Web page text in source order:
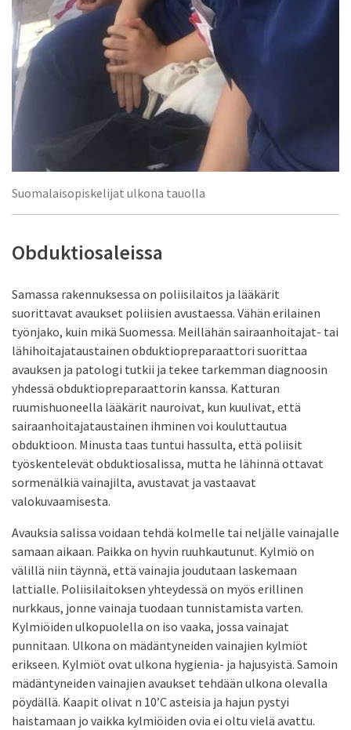
Suomalaisopiskelijat ulkona tauolla
Obduktiosaleissa
Samassa rakennuksessa on poliisilaitos ja lääkärit
suorittavat avaukset poliisien avustaessa. Vähän erilainen
työnjako, kuin mikä Suomessa. Meillähän sairaanhoitajat- tai
lähihoitajataustainen obduktiopreparaattori suorittaa
avauksen ja patologi tutkii ja tekee tarkemman diagnoosin
yhdessä obduktiopreparaattorin kanssa. Katturan
ruumishuoneella lääkärit nauroivat, kun kuulivat, että
sairaanhoitajataustainen ihminen voi kouluttautua
obduktioon. Minusta taas tuntui hassulta, että poliisit
työskentelevät obduktiosalissa, mutta he lähinnä ottavat
sormenälkiä vainajilta, avustavat ja vastaavat
valokuvaamisesta.
Avauksia salissa voidaan tehdä kolmelle tai neljälle vainajalle
samaan aikaan. Paikka on hyvin ruuhkautunut. Kylmiö on
välillä niin täynnä, että vainajia joudutaan laskemaan
lattialle. Poliisilaitoksen yhteydessä on myös erillinen
nurkkaus, jonne vainaja tuodaan tunnistamista varten.
Kylmiöiden ulkopuolella on iso vaaka, jossa vainajat
punnitaan. Ulkona on mädäntyneiden vainajien kylmiöt
erikseen. Kylmiöt ovat ulkona hygienia- ja hajusyistä. Samoin
mädäntyneiden vainajien avaukset tehdään ulkona olevalla
pöydällä. Kaapit olivat n 10’C asteisia ja hajun pystyi
haistamaan jo vaikka kylmiöiden ovia ei oltu vielä avattu.